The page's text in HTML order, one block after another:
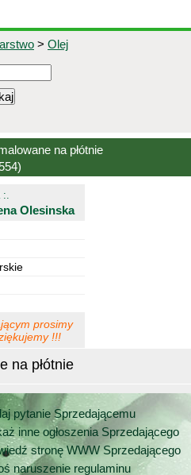
> Olej
na płótnie
na płótnie
pytanie Sprzedającemu
inne ogłoszenia Sprzedającego
stronę WWW Sprzedającego
naruszenie regulaminu
:.
Olesinska
prosimy
!!!